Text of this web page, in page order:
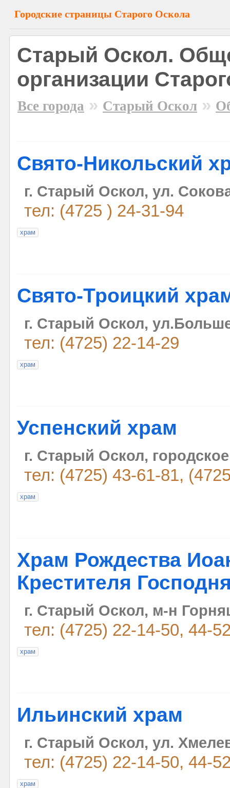
Городские страницы Старого Оскола
Старый Оскол.
организации
Все города » Старый Оскол »
Свято-Никольский
г. Старый Оскол, ул.
тел: (4725 ) 24-31-94
храм
Свято-Троицкий
г. Старый Оскол,
тел: (4725) 22-14-29
храм
Успенский храм
г. Старый Оскол,
тел: (4725) 43-61-81,
храм
Храм Рождества
Крестителя
г. Старый Оскол, м-н
тел: (4725) 22-14-50, 44-
храм
Ильинский храм
г. Старый Оскол, ул.
тел: (4725) 22-14-50, 44-
храм